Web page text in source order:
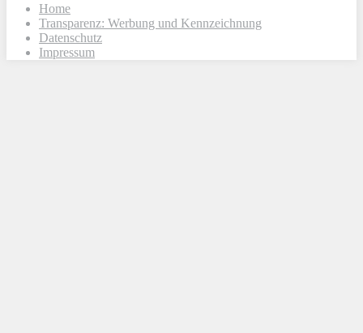
Home
Transparenz: Werbung und Kennzeichnung
Datenschutz
Impressum